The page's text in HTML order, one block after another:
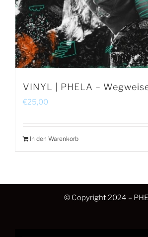
VINYL | PHELA –
€25,00
In den Warenkorb
© Copyright 2024 –